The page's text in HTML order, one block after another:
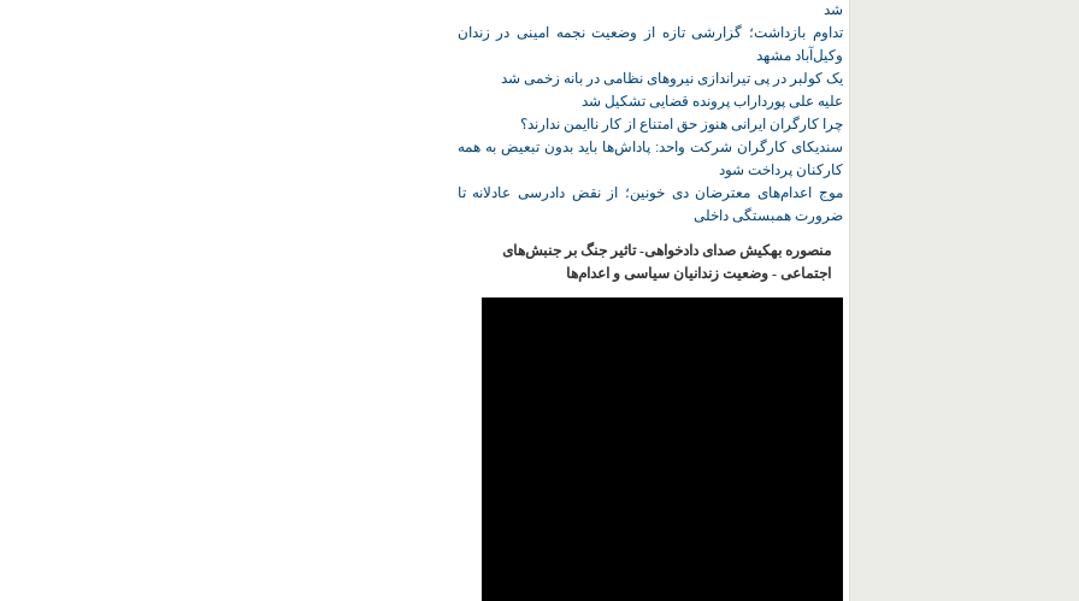
شد
تداوم بازداشت؛ گزارشی تازه از وضعیت نجمه امینی در زندان
وکیل‌آباد مشهد
یک کولبر در پی تیراندازی نیروهای نظامی در بانه زخمی شد
علیه علی پورداراب پرونده قضایی تشکیل شد
چرا کارگران ایرانی هنوز حق امتناع از کار ناایمن ندارند؟
سندیکای کارگران شرکت واحد: پاداش‌ها باید بدون تبعیض به همه
کارکنان پرداخت شود
موج اعدام‌های معترضان دی‌ خونین؛ از نقض دادرسی عادلانه تا
ضرورت همبستگی داخلی
منصوره بهکیش صدای دادخواهی- تاثیر جنگ بر جنبش‌های
اجتماعی - وضعیت زندانیان سیاسی و اعدام‌ها